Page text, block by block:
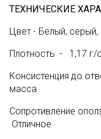
ТЕХНИЧЕСКИЕ
Цвет - Белый,
Плотность - 1,17 г/
Консистенция до
масса
Сопротивление
Отличное